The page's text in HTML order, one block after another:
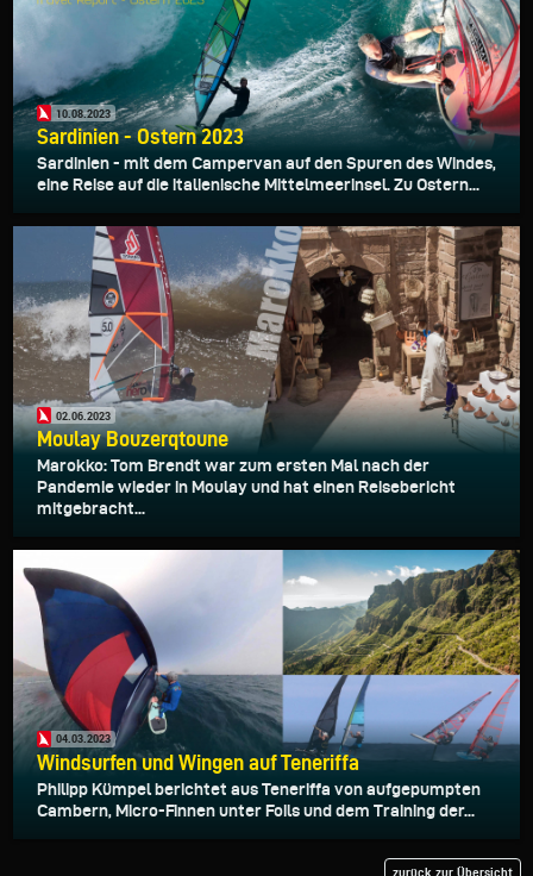
10.08.2023
Sardinien - Ostern 2023
Sardinien - mit dem Campervan auf den Spuren des Windes,
eine Reise auf die italienische Mittelmeerinsel. Zu Ostern...
02.06.2023
Moulay Bouzerqtoune
Marokko: Tom Brendt war zum ersten Mal nach der
Pandemie wieder in Moulay und hat einen Reisebericht
mitgebracht...
04.03.2023
Windsurfen und Wingen auf Teneriffa
Philipp Kümpel berichtet aus Teneriffa von aufgepumpten
Cambern, Micro-Finnen unter Foils und dem Training der...
zurück zur Übersicht